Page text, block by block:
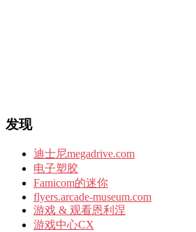
发现
迪士尼megadrive.com
电子塑胶
Famicom的迷你
flyers.arcade-museum.com
游戏 & 观看恩利涅
游戏中心CX